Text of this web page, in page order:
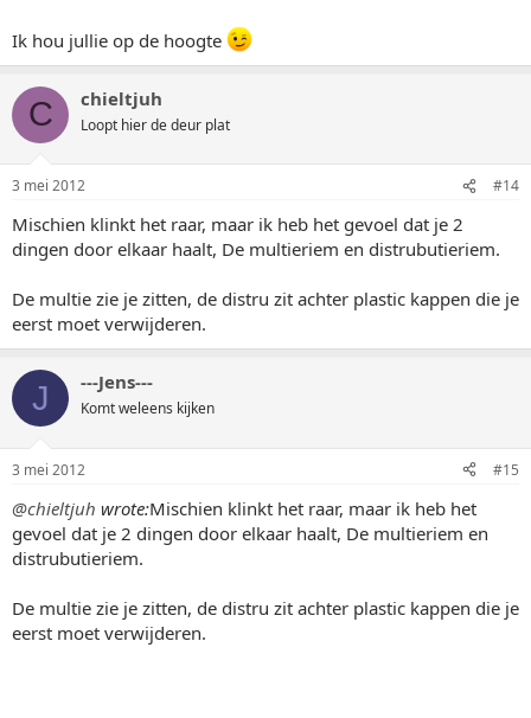
Ik hou jullie op de hoogte
C chieltjuh
Loopt hier de deur plat
3 mei 2012 #14
Mischien klinkt het raar, maar ik heb het gevoel dat je 2
dingen door elkaar haalt, De multieriem en distrubutieriem.
De multie zie je zitten, de distru zit achter plastic kappen die je
eerst moet verwijderen.
J ---Jens---
Komt weleens kijken
3 mei 2012 #15
@chieltjuh wrote:Mischien klinkt het raar, maar ik heb het
gevoel dat je 2 dingen door elkaar haalt, De multieriem en
distrubutieriem.
De multie zie je zitten, de distru zit achter plastic kappen die je
eerst moet verwijderen.